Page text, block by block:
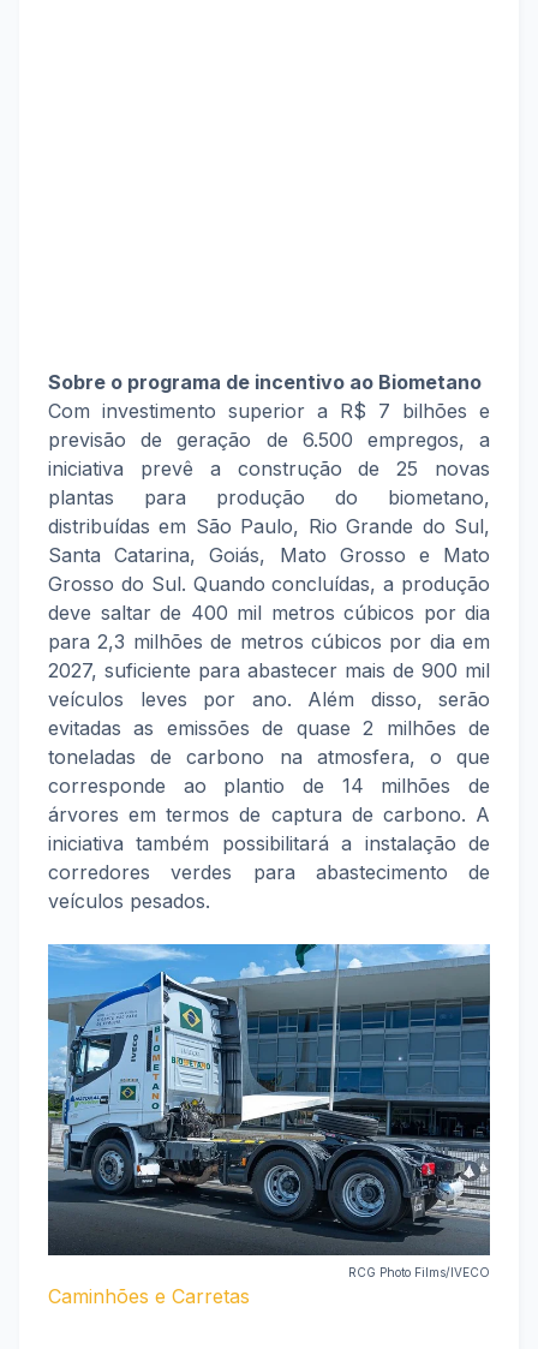
Sobre o programa de incentivo ao Biometano
Com investimento superior a R$ 7 bilhões e
previsão de geração de 6.500 empregos, a
iniciativa prevê a construção de 25 novas
plantas para produção do biometano,
distribuídas em São Paulo, Rio Grande do Sul,
Santa Catarina, Goiás, Mato Grosso e Mato
Grosso do Sul. Quando concluídas, a produção
deve saltar de 400 mil metros cúbicos por dia
para 2,3 milhões de metros cúbicos por dia em
2027, suficiente para abastecer mais de 900 mil
veículos leves por ano. Além disso, serão
evitadas as emissões de quase 2 milhões de
toneladas de carbono na atmosfera, o que
corresponde ao plantio de 14 milhões de
árvores em termos de captura de carbono. A
iniciativa também possibilitará a instalação de
corredores verdes para abastecimento de
veículos pesados.
RCG Photo Films/IVECO
Caminhões e Carretas